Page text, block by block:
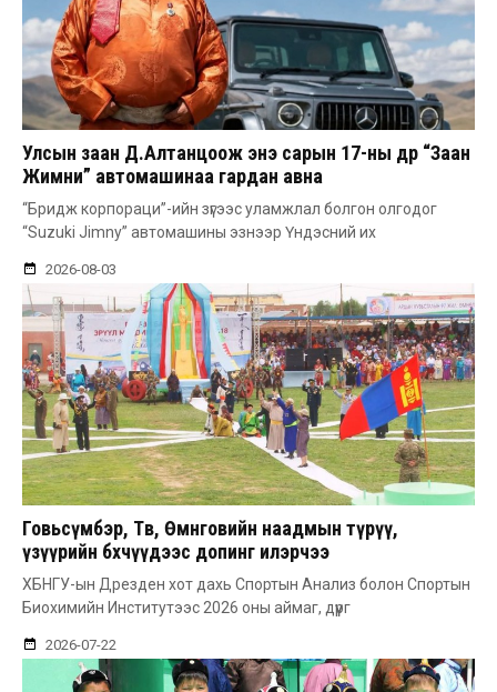
Улсын заан Д.Алтанцоож энэ сарын 17-ны өдөр “Заан
Жимни” автомашинаа гардан авна
“Бридж корпораци”-ийн зүгээс уламжлал болгон олгодог
“Suzuki Jimny” автомашины эзнээр Үндэсний их
2026-08-03
Говьсүмбэр, Төв, Өмнөговийн наадмын түрүү,
үзүүрийн бөхчүүдээс допинг илэрчээ
ХБНГУ-ын Дрезден хот дахь Спортын Анализ болон Спортын
Биохимийн Институтээс 2026 оны аймаг, дүүрг
2026-07-22